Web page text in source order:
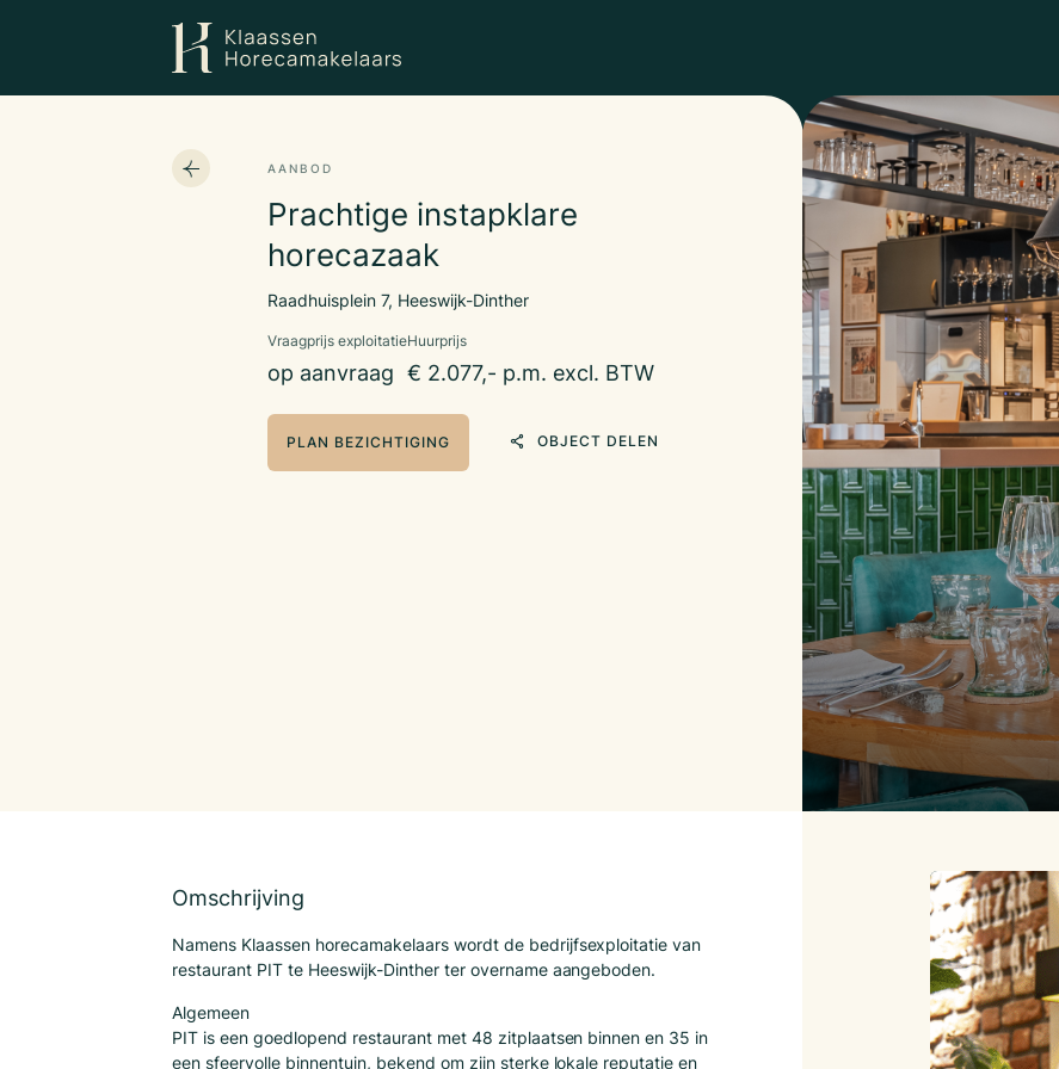
AANBOD
Prachtige instapklare
horecazaak
Raadhuisplein 7, Heeswijk-Dinther
Vraagprijs exploitatie
op aanvraag
Huurprijs
€ 2.077,- p.m. excl. BTW
PLAN BEZICHTIGING OBJECT DELEN
Omschrijving
Namens Klaassen horecamakelaars wordt de bedrijfsexploitatie van
restaurant PIT te Heeswijk-Dinther ter overname aangeboden.
Algemeen
PIT is een goedlopend restaurant met 48 zitplaatsen binnen en 35 in
een sfeervolle binnentuin, bekend om zijn sterke lokale reputatie en